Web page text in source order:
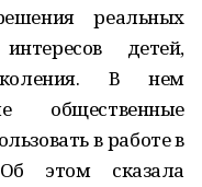
реальных
детей,
В нем
общественные
в работе в
этом сказала